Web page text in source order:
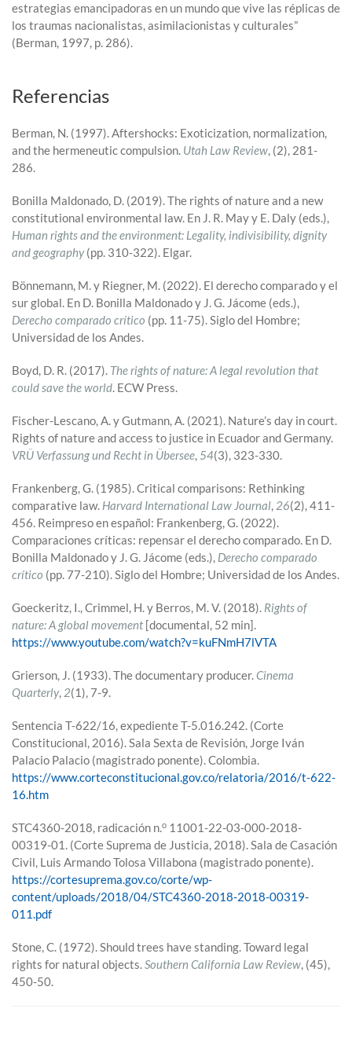
estrategias emancipadoras en un mundo que vive las réplicas de
los traumas nacionalistas, asimilacionistas y culturales”
(Berman, 1997, p. 286).
Referencias
Berman, N. (1997). Aftershocks: Exoticization, normalization,
and the hermeneutic compulsion. Utah Law Review, (2), 281-
286.
Bonilla Maldonado, D. (2019). The rights of nature and a new
constitutional environmental law. En J. R. May y E. Daly (eds.),
Human rights and the environment: Legality, indivisibility, dignity
and geography(pp. 310-322). Elgar.
Bönnemann, M. y Riegner, M. (2022). El derecho comparado y el
sur global. En D. Bonilla Maldonado y J. G. Jácome (eds.),
Derecho comparado crítico (pp. 11-75). Siglo del Hombre;
Universidad de los Andes.
Boyd, D. R. (2017). The rights of nature: A legal revolution that
could save the world. ECW Press.
Fischer-Lescano, A. y Gutmann, A. (2021). Nature’s day in court.
Rights of nature and access to justice in Ecuador and Germany.
VRÜ Verfassung und Recht in Übersee, 54(3), 323-330.
Frankenberg, G. (1985). Critical comparisons: Rethinking
comparative law. Harvard International Law Journal, 26(2), 411-
456. Reimpreso en español: Frankenberg, G. (2022).
Comparaciones críticas: repensar el derecho comparado. En D.
Bonilla Maldonado y J. G. Jácome (eds.), Derecho comparado
crítico (pp. 77-210). Siglo del Hombre; Universidad de los Andes.
Goeckeritz, I., Crimmel, H. y Berros, M. V. (2018). Rights of
nature: A global movement [documental, 52 min].
https://www.youtube.com/watch?v=kuFNmH7lVTA
Grierson, J. (1933). The documentary producer.Cinema
Quarterly, 2(1), 7-9.
Sentencia T-622/16, expediente T-5.016.242. (Corte
Constitucional, 2016). Sala Sexta de Revisión, Jorge Iván
Palacio Palacio (magistrado ponente). Colombia.
https://www.corteconstitucional.gov.co/relatoria/2016/t-622-
16.htm
STC4360-2018, radicación n.o 11001-22-03-000-2018-
00319-01. (Corte Suprema de Justicia, 2018). Sala de Casación
Civil, Luis Armando Tolosa Villabona (magistrado ponente).
https://cortesuprema.gov.co/corte/wp-
content/uploads/2018/04/STC4360-2018-2018-00319-
011.pdf
Stone, C. (1972). Should trees have standing. Toward legal
rights for natural objects.Southern California Law Review, (45),
450-50.